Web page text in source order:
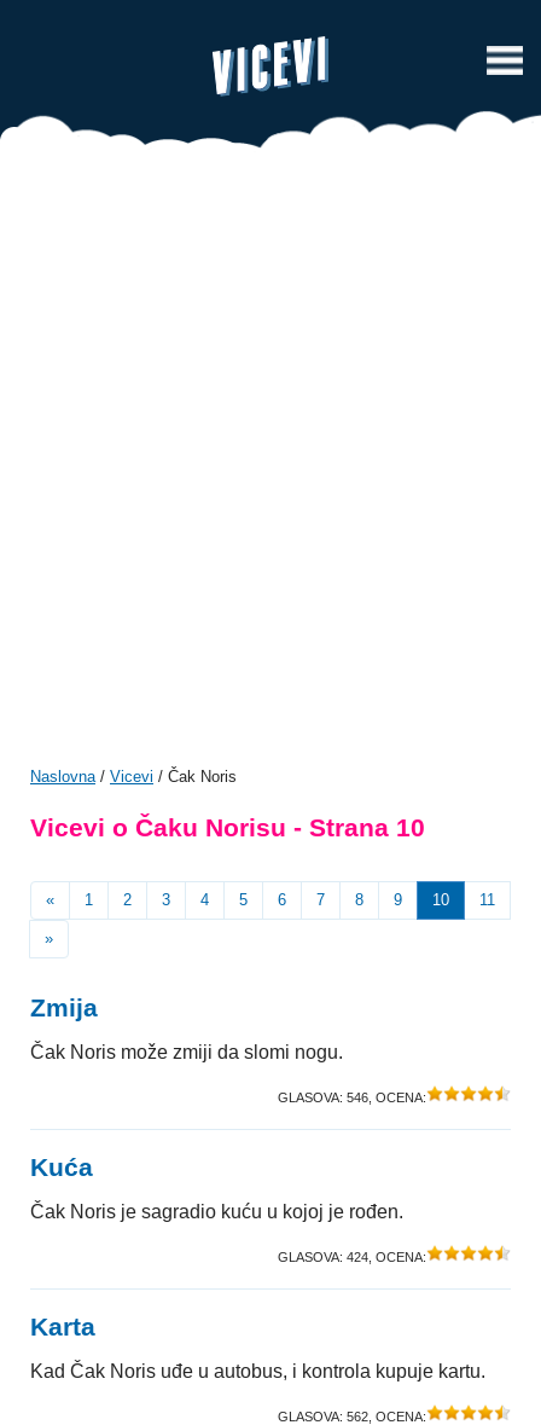
Naslovna/ Vicevi / Čak Noris
Vicevi o Čaku Norisu - Strana 10
« 1 2 3 4 5 6 7 8 9 10 11
»
Zmija
Čak Noris može zmiji da slomi nogu.
GLASOVA: 546 , OCENA:
Kuća
Čak Noris je sagradio kuću u kojoj je rođen.
GLASOVA: 424 , OCENA:
Karta
Kad Čak Noris uđe u autobus, i kontrola kupuje kartu.
GLASOVA: 562 , OCENA: